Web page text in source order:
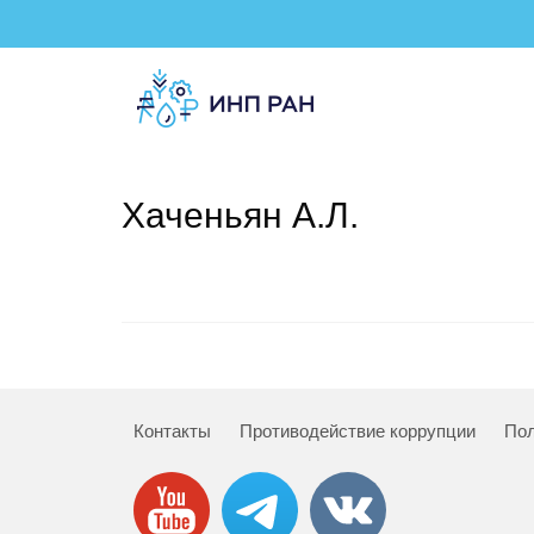
Хаченьян А.Л.
Контакты Противодействие коррупции